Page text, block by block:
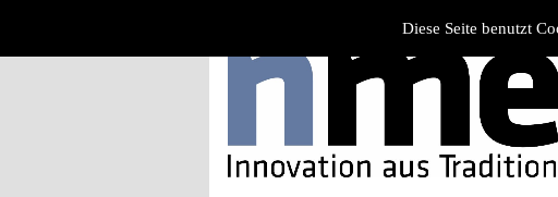
Diese Seite benutzt